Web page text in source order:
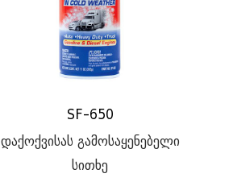
SF-650
დაქოქვისას გამოსაყენებელი
სითხე